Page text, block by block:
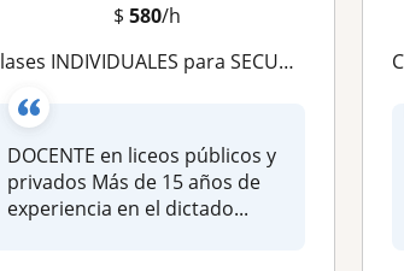
$ 580/h
Clases INDIVIDUALES para SECUNDARIA. Vasta experiencia
DOCENTE en liceos públicos y
privados Más de 15 años de
experiencia en el dictado...